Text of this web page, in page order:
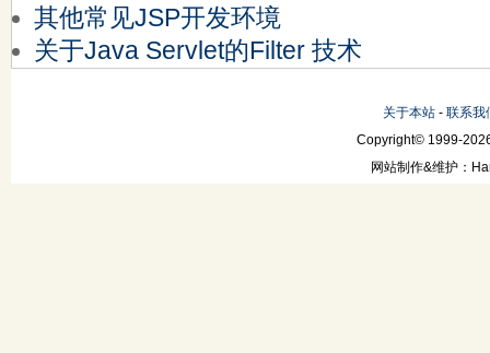
其他常见JSP开发环境
关于Java Servlet的Filter 技术
关于本站 - 联系我
Copyright© 1999-
网站制作&维护：